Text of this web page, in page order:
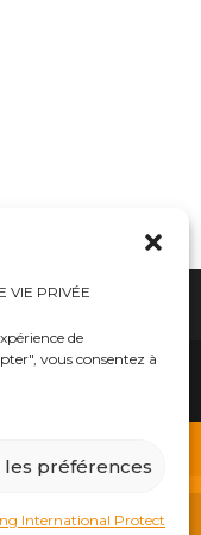
VIE PRIVÉE
de
vous consentez à
les préférences
International Protect
et
NRBC-E.
Ignorer
Sécurité
et filtres
E